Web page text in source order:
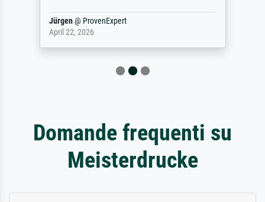
Jürgen@ ProvenExpert
April 22, 2026
Domande frequenti su
Meisterdrucke